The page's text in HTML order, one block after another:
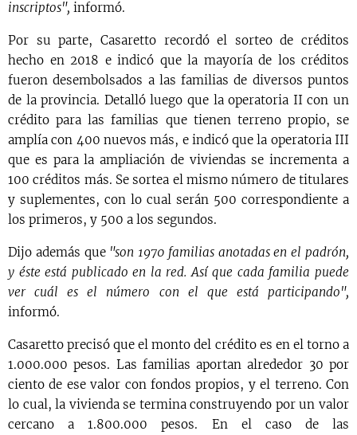
inscriptos", informó.
Por su parte, Casaretto recordó el sorteo de créditos
hecho en 2018 e indicó que la mayoría de los créditos
fueron desembolsados a las familias de diversos puntos
de la provincia. Detalló luego que la operatoria II con un
crédito para las familias que tienen terreno propio, se
amplía con 400 nuevos más, e indicó que la operatoria III
que es para la ampliación de viviendas se incrementa a
100 créditos más. Se sortea el mismo número de titulares
y suplementes, con lo cual serán 500 correspondiente a
los primeros, y 500 a los segundos.
Dijo además que "son 1970 familias anotadas en el padrón,
y éste está publicado en la red. Así que cada familia puede
ver cuál es el número con el que está participando",
informó.
Casaretto precisó que el monto del crédito es en el torno a
1.000.000 pesos. Las familias aportan alrededor 30 por
ciento de ese valor con fondos propios, y el terreno. Con
lo cual, la vivienda se termina construyendo por un valor
cercano a 1.800.000 pesos. En el caso de las